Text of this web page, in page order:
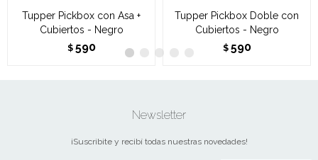
Tupper Pickbox con Asa +
Cubiertos - Negro
$ 590
Tupper Pickbox Doble con
Cubiertos - Negro
$ 590
Newsletter
¡Suscribite y recibí todas nuestras novedades!